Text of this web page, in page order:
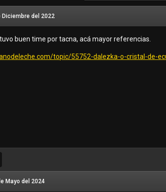
Diciembre del 2022
buen time por tacna, acá mayor referencias.
topic/55752-dalezka-o-cristal-de-
Mayo del 2024